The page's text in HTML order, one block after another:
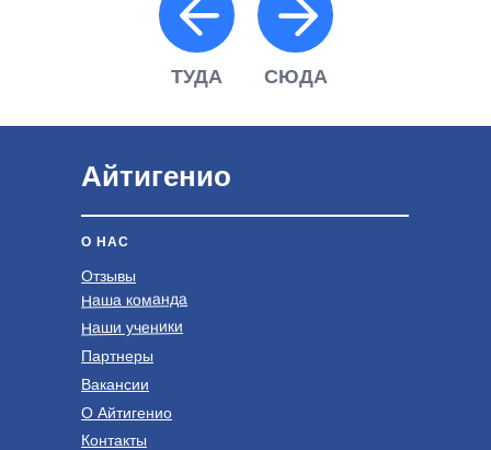
СЮДА
ТУДА
Айтигенио
О НАС
Отзывы
Наша команда
Наши ученики
Партнеры
Вакансии
О Айтигенио
Контакты